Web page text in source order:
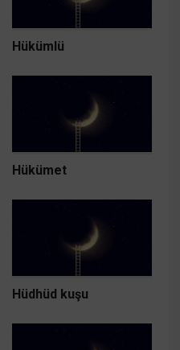
Hükümlü
Hükümet
Hüdhüd kuşu